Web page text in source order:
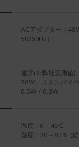
ACアダプター（
50/60Hz）
通常(※弊社実測値)
36W、スタンバイ/
0.5W / 0.3W
温度：0～40℃
湿度：20～80％ (